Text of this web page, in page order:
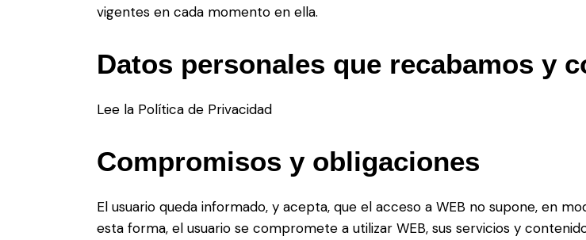
vigentes en cada momento en ella.
Datos personales que recabamos y
Lee la Política de Privacidad
Compromisos y obligaciones
El usuario queda informado, y acepta, que el acceso a WEB no supone, en
esta forma, el usuario se compromete a utilizar WEB, sus servicios y